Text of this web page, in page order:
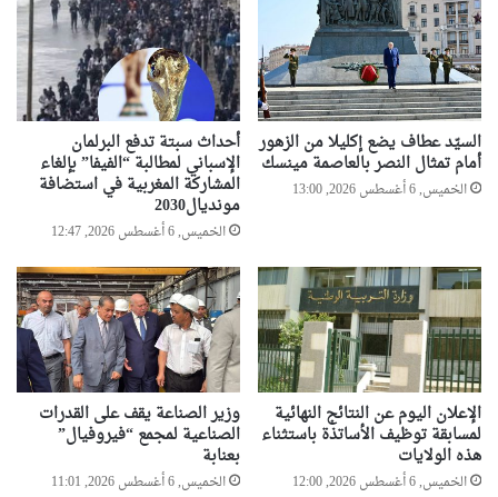
السيّد عطاف يضع إكليلا من الزهور
أمام تمثال النصر بالعاصمة مينسك
الخميس, 6 أغسطس 2026, 13:00
أحداث سبتة تدفع البرلمان
الإسباني لمطالبة “الفيفا” بإلغاء
المشاركة المغربية في استضافة
مونديال2030
الخميس, 6 أغسطس 2026, 12:47
الإعلان اليوم عن النتائج النهائية
لمسابقة توظيف الأساتذة باستثناء
هذه الولايات
الخميس, 6 أغسطس 2026, 12:00
وزير الصناعة يقف على القدرات
الصناعية لمجمع “فيروفيال”
بعنابة
الخميس, 6 أغسطس 2026, 11:01